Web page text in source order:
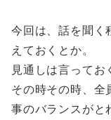
今回は、話を聞く
えておくとか。
見通しは言ってお
その時その時、全
事のバランスがと